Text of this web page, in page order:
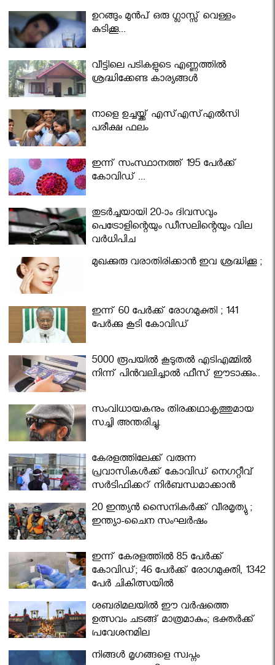
ഉറങ്ങും മുന്‍പ് ഒരു ഗ്ലാസ്സ് വെള്ളം
കുടിക്കൂ...
വീട്ടിലെ പടികളുടെ എണ്ണത്തിൽ
ശ്രദ്ധിക്കേണ്ട കാര്യങ്ങൾ
നാളെ ഉച്ചയ്ക്ക് എസ്എസ്എല്‍സി
പരീക്ഷ ഫലം
ഇന്ന് സംസ്ഥാനത്ത് 195 പേര്‍ക്ക്
കോവിഡ് ...
തുടർച്ചയായി 20-ാം ദിവസവും
പെട്രോളിന്റെയും ഡീസലിന്റെയും വില
വര്‍ധിപ്പിച്ചു
മുഖക്കുരു വരാതിരിക്കാന്‍ ഇവ ശ്രദ്ധിക്കൂ ;
ഇന്ന് 60 പേർക്ക് രോഗമുക്തി ; 141
പേര്‍ക്കു കൂടി കോവിഡ്
5000 രൂപയിൽ കൂടുതൽ എടിഎമ്മിൽ
നിന്ന് പിൻവലിച്ചാൽ ഫീസ് ഈടാക്കും..
സംവിധായകനും തിരക്കഥാകൃത്തുമായ
സച്ചി അന്തരിച്ചു.
കേരളത്തിലേക്ക് വരുന്ന
പ്രവാസികള്‍ക്ക് കോവിഡ് നെഗറ്റീവ്
സര്‍ട്ടിഫിക്കറ്റ് നിർബന്ധമാക്കാൻ
മന്ത്രിസഭ
20 ഇന്ത്യൻ സൈനികർക്ക് വീരമൃത്യു ;
ഇന്ത്യാ-ചൈന സംഘർഷം
ഇന്ന് കേരളത്തിൽ 85 പേർക്ക്
കോവിഡ്; 46 പേർക്ക് രോഗമുക്തി, 1342
പേർ ചികിത്സയിൽ
ശബരിമലയില്‍ ഈ വർഷത്തെ
ഉത്സവം ചടങ്ങ് മാത്രമാകും; ഭക്തർക്ക്
പ്രവേശനമില്ല
നിങ്ങള്‍ മൃഗങ്ങളെ സ്വപ്നം